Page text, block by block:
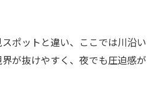
ポットと違い、ここでは川沿い
が抜けやすく、夜でも圧迫感が